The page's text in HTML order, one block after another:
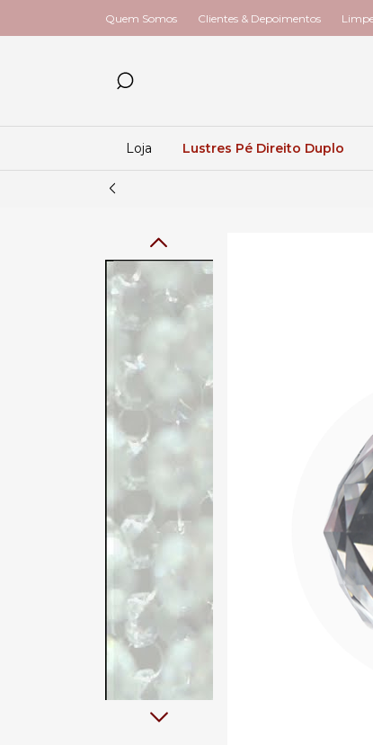
Quem Somos Clientes & Depoimentos
Loja Lustres Pé Direito Duplo